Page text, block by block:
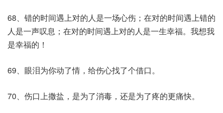
68、错的时间遇上对的人是一场心伤；在对的时间遇上错的
人是一声叹息；在对的时间遇上对的人是一生幸福。我想我
是幸福的！
69、眼泪为你动了情，给伤心找了个借口。
70、伤口上撒盐，是为了消毒，还是为了疼的更痛快。